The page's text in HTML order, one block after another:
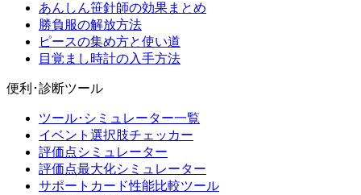
あんしん笹針師の効果まとめ
勝負服の解放方法
ピースの集め方と使い道
目覚まし時計の入手方法
便利･診断ツール
ツール･シミュレーター一覧
イベント選択肢チェッカー
評価点シミュレーター
評価点最大化シミュレーター
サポートカード性能比較ツール